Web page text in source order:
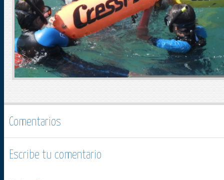
Comentarios
Escribe tu comentario